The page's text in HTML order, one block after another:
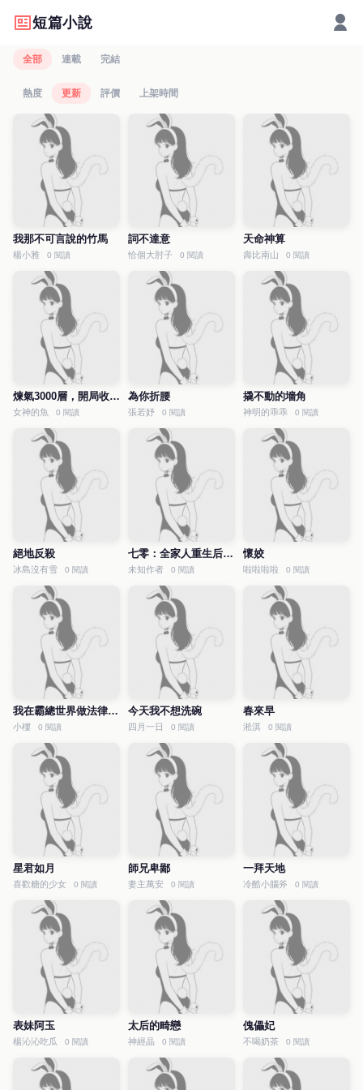
短篇小說
全部 連載 完結
熱度 更新 評價 上架時間
我那不可言說的竹馬
楊小雅 0 閱讀
詞不達意
恰個大肘子 0 閱讀
天命神算
壽比南山 0 閱讀
煉氣3000層，開局收女帝為徒
女神的魚 0 閱讀
為你折腰
張若妤 0 閱讀
撬不動的墻角
神明的乖乖 0 閱讀
絕地反殺
冰島沒有雪 0 閱讀
七零：全家人重生后就寵我
未知作者 0 閱讀
懷姣
啦啦啦啦 0 閱讀
我在霸總世界做法律科普
小樓 0 閱讀
今天我不想洗碗
四月一日 0 閱讀
春來早
淞淇 0 閱讀
星君如月
喜歡糖的少女 0 閱讀
師兄卑鄙
妻主萬安 0 閱讀
一拜天地
冷酷小腦斧 0 閱讀
表妹阿玉
楊沁沁吃瓜 0 閱讀
太后的畸戀
神經晶 0 閱讀
傀儡妃
不喝奶茶 0 閱讀